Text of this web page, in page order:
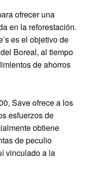
ofrecer una
en la reforestación.
es el objetivo de
Boreal, al tiempo
de ahorros
Save ofrece a los
esfuerzos de
obtiene
de peculio
vinculado a la